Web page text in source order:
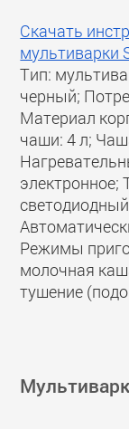
Скачать
мультиварки
Тип:
черный;
Материал
чаши: 4 л;
электронное;
Режимы
молочная
тушение